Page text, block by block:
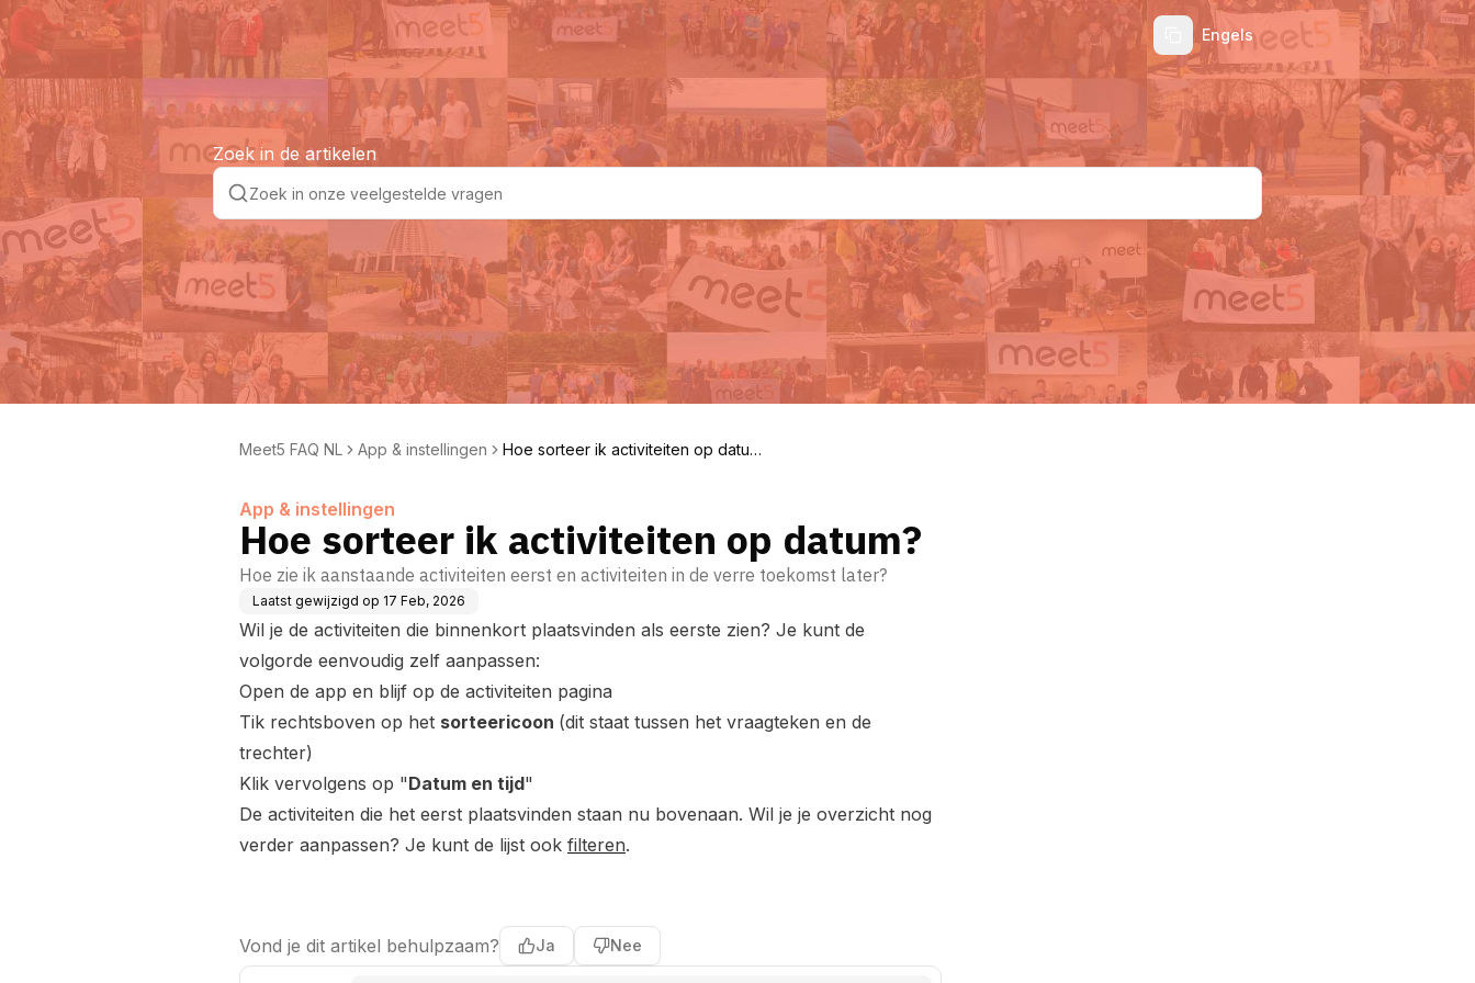
Engels
Zoek in de artikelen
Meet5 FAQ NL App & instellingen
Hoe sorteer ik activiteiten op datu
App & instellingen
Hoe sorteer ik activiteiten op datum?
Hoe zie ik aanstaande activiteiten eerst en activiteiten in de verre toekomst later?
Laatst gewijzigd op 17 Feb, 2026
Wil je de activiteiten die binnenkort plaatsvinden als eerste zien? Je kunt de
volgorde eenvoudig zelf aanpassen:
Open de app en blijf op de activiteiten pagina
Tik rechtsboven op het sorteericoon (dit staat tussen het vraagteken en de
trechter)
Klik vervolgens op "Datum en tijd"
De activiteiten die het eerst plaatsvinden staan nu bovenaan. Wil je je overzicht nog
verder aanpassen? Je kunt de lijst ook filteren.
Vond je dit artikel behulpzaam? Ja Nee